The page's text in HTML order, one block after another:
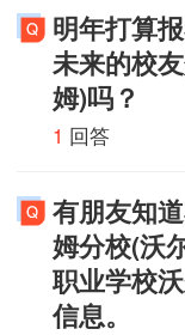
明年打算
未来的校
姆)吗？
1 回答
有朋友知
姆分校(沃
职业学校
信息。